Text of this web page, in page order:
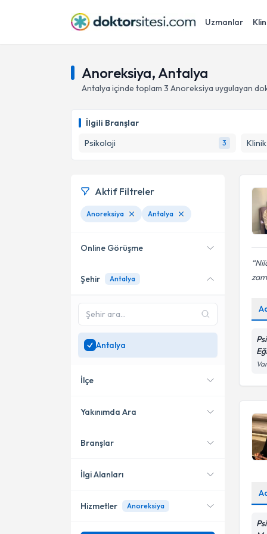
Uzmanlar
Anoreksiya, Antalya
Antalya içinde toplam 3 Anoreksiya uygulayan
İlgili Branşlar
Psikoloji
3
Aktif Filtreler
Anoreksiya Antalya
Online Görüşme
Online danışmanlık sunan
SadeceAntalya
uzman ara
Şehir Antalya
Antalya
İlçe
Muratpaşa
Konyaaltı
Yakınımda Ara
Konumuma yakın uzmanları
Branşlar
Psikoloji
İlgi Alanları
Hizmetler Anoreksiya